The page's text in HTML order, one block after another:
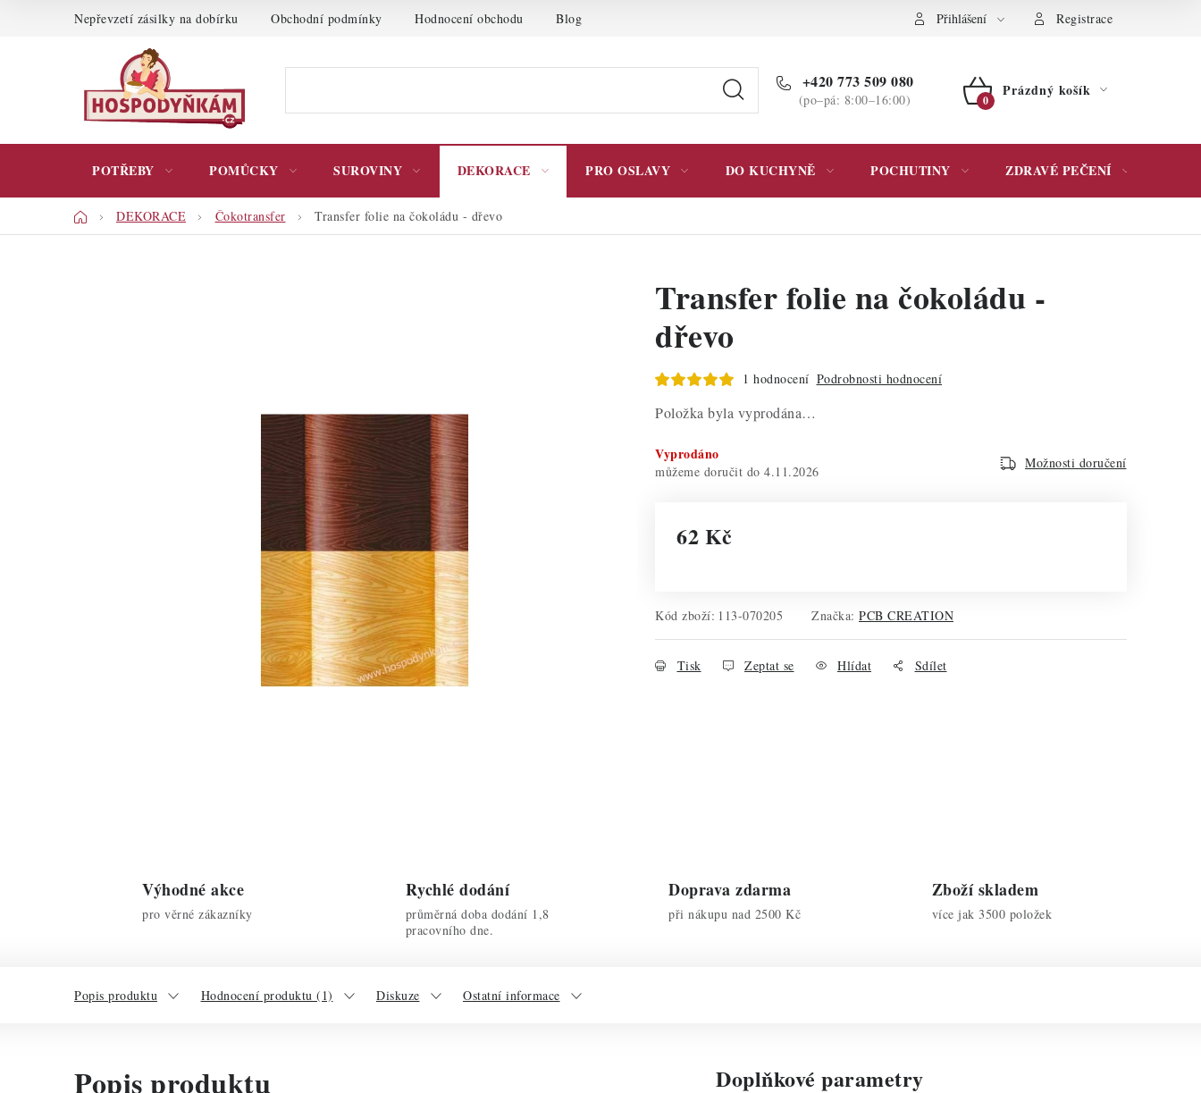
Nepřevzetí zásilky na dobírku Obchodní podmínky Hodnocení obchodu Blog Podmínky ochrany osobních údajů Přihlášení Registrace
+420 773 509 080
(po–pá: 8:00–16:00)
NÁKUPNÍ
Prázdný košík
POTŘEBY POMŮCKY SUROVINY DEKORACE PRO OSLAVY DO KUCHYNĚ POCHUTINY ZDRAVÉ PEČENÍ
DomůDEKORACE Čokotransfer Transfer folie na čokoládu - dřevo
Transfer folie na čokoládu -
dřevo
1 hodnocení Podrobnosti hodnocení
Položka byla vyprodána…
Vyprodáno
4.11.2026
Možnosti doručení
62 Kč
Kód zboží: 113-070205 Značka: PCB CREATION
Tisk Zeptat se Hlídat Sdílet
Výhodné akce
pro věrné zákazníky
Rychlé dodání
průměrná doba dodání 1,8
pracovního dne.
Doprava zdarma
při nákupu nad 2500 Kč
Zboží skladem
více jak 3500 položek
Popis produktu Hodnocení produktu (1) Diskuze Ostatní informace
Popis produktu Doplňkové parametry